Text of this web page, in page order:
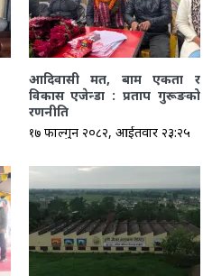
आदिवासी मत, बाम एकता र
विकास एजेन्डा : प्रताप गुरूङको
रणनीति
१७ फाल्गुन २०८२, आईतवार २३:२५